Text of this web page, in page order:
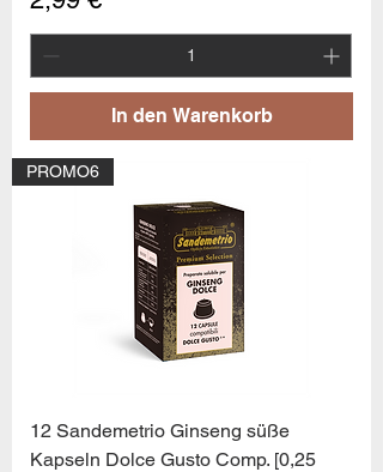
In den Warenkorb
PROMO6
12 Sandemetrio Ginseng süße
Kapseln Dolce Gusto Comp. [0,25